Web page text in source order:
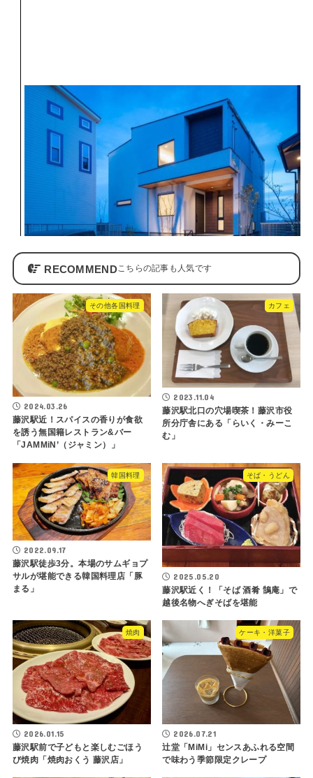
RECOMMEND
その他各国料理
2024.03.26
藤沢駅近！スパイスの香りが食欲
を誘う無国籍レストラン&バー
「JAMMiN’（ジャミン）」
カフェ
2023.11.04
藤沢駅北口の穴場喫茶！藤沢市役
所分庁舎にある「らいく・みーこ
む」
韓国料理
2022.09.17
藤沢駅徒歩3分。本場のサムギョプ
サルが堪能できる韓国料理店「豚
まる」
そば・うどん
2025.05.20
藤沢駅近く！「そば 酒肴 鵠庵」で
越後名物へぎそばを堪能
焼肉
2026.01.15
藤沢駅前で子どもと楽しむごほう
び焼肉「焼肉おくう 藤沢店」
ケーキ・洋菓子
2026.07.21
辻堂「MiMi」センスあふれる空間
で味わう季節限定クレープ